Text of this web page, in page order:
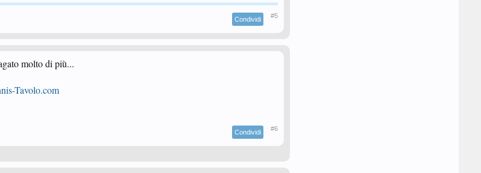
Condividi #5
molto di più...
Tavolo.com
Condividi #6